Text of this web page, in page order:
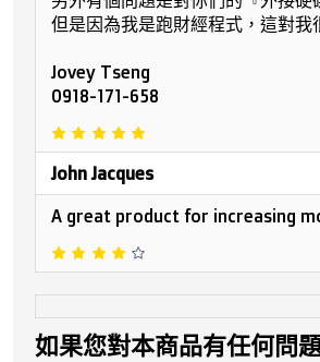
但是因為我是跑財經程式，這對
Jovey Tseng
0918-171-658
John Jacques
A great product for increasing
如果您對本商品有任何問